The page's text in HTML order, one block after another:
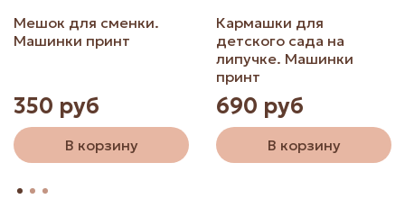
Мешок для сменки.
Машинки принт
350 руб
В корзину
Кармашки для
детского сада на
липучке. Машинки
принт
690 руб
В корзину